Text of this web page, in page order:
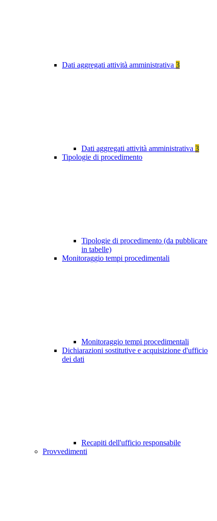
Dati aggregati attività amministrativa 3
Dati aggregati attività amministrativa 3
Tipologie di procedimento
Tipologie di procedimento (da pubblicare
in tabelle)
Monitoraggio tempi procedimentali
Monitoraggio tempi procedimentali
Dichiarazioni sostitutive e acquisizione d'ufficio
dei dati
Recapiti dell'ufficio responsabile
Provvedimenti